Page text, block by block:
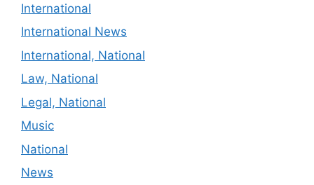
International
International News
International, National
Law, National
Legal, National
Music
National
News